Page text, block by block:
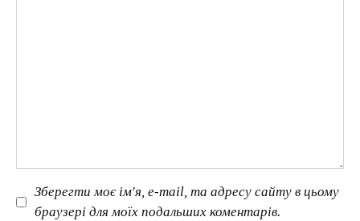
Зберегти моє ім'я, e-mail, та адресу сайту в цьому
браузері для моїх подальших коментарів.